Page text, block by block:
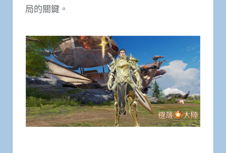
局的關鍵。